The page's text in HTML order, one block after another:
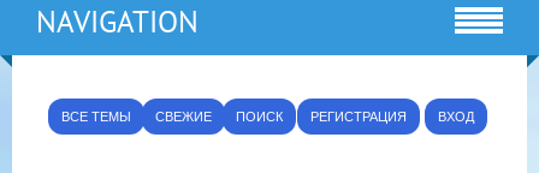
NAVIGATION
ВСЕ ТЕМЫ СВЕЖИЕ ПОИСК РЕГИСТРАЦИЯ ВХОД